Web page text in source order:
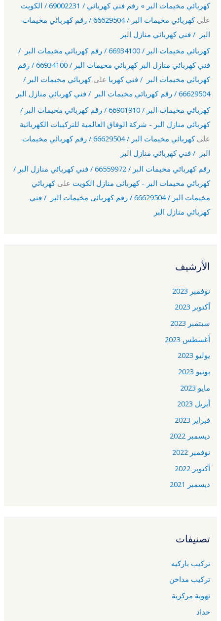
كهربائي مخيمات البر » رقم فني كهربائي / 69002231 / الكويت
على
كهربائي مخيمات البر / 66629504 / رقم كهربائي مخيمات
البر / فني كهربائي منازل البر
كهربائي مخيمات البر / 66934100 / رقم كهربائي مخيمات البر /
فني كهربائي منازل البر كهربائي مخيمات البر / 66934100 / رقم
كهربائي مخيمات البر / فني كهربا علىكهربائي مخيمات البر /
66629504 / رقم كهربائي مخيمات البر / فني كهربائي منازل البر
كهربائي مخيمات البر / 66901910 / رقم كهربائي مخيمات البر /
كهربائي منازل البر - شركة الوفاق العالمية للتركيبات الكهربائية
على
كهربائي مخيمات البر / 66629504 / رقم كهربائي مخيمات
البر / فني كهربائي منازل البر
رقم كهربائي مخيمات البر / 66559972 / فني كهربائي منازل البر /
كهربائي مخيمات البر - كهربائى منازل الكويت علىكهربائي
مخيمات البر / 66629504 / رقم كهربائي مخيمات البر / فني
كهربائي منازل البر
الأرشيف
نوفمبر 2023
أكتوبر 2023
سبتمبر 2023
أغسطس 2023
يوليو 2023
يونيو 2023
مايو 2023
أبريل 2023
فبراير 2023
ديسمبر 2022
نوفمبر 2022
أكتوبر 2022
ديسمبر 2021
تصنيفات
تركيب باركيه
تركيب مداخن
تهوية مركزية
حداد